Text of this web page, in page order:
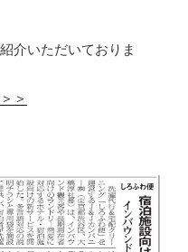
介いただいておりま
＞